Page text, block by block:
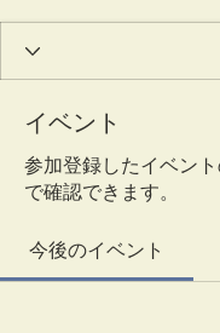
イベント
参加登録したイベン
で確認できます。
今後のイベント